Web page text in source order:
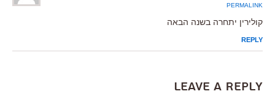
PERMALINK
קולירין יתחרה בשנה הבאה
REPLY
Leave a Reply